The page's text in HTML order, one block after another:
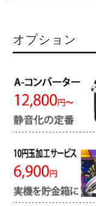
オプション